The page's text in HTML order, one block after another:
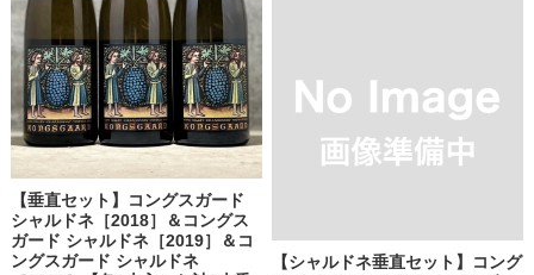
【垂直セット】コングスガード
シャルドネ［2018］＆コングス
ガード シャルドネ［2019］＆コ
ングスガード シャルドネ
【シャルドネ垂直セット】コング